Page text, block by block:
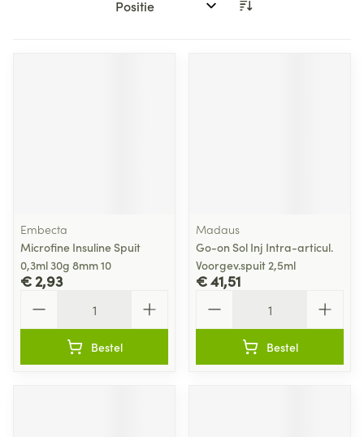
Sorteer op:
Embecta
Microfine Insuline Spuit
0,3ml 30g 8mm 10
€ 2,93
Bestel
Madaus
Go-on Sol Inj Intra-articul.
Voorgev.spuit 2,5ml
€ 41,51
Bestel